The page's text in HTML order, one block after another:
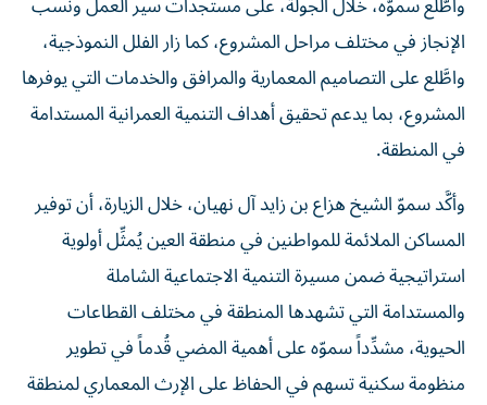
الإنجاز في مختلف مراحل المشروع، كما زار الفلل النموذجية،
واطَّلع على التصاميم المعمارية والمرافق والخدمات التي يوفرها
المشروع، بما يدعم تحقيق أهداف التنمية العمرانية المستدامة
في المنطقة.
وأكَّد سموّ الشيخ هزاع بن زايد آل نهيان، خلال الزيارة، أن توفير
المساكن الملائمة للمواطنين في منطقة العين يُمثِّل أولوية
استراتيجية ضمن مسيرة التنمية الاجتماعية الشاملة
والمستدامة التي تشهدها المنطقة في مختلف القطاعات
الحيوية، مشدِّداً سموّه على أهمية المضي قُدماً في تطوير
منظومة سكنية تسهم في الحفاظ على الإرث المعماري لمنطقة